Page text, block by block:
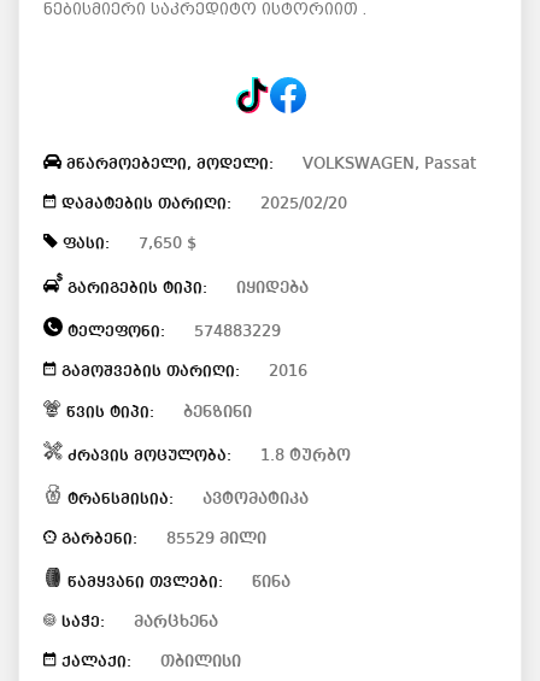
ნებისმიერი საკრედიტო ისტორიით .
მწარმოებელი, მოდელი: VOLKSWAGEN, Passat
დამატების თარიღი: 2025/02/20
ფასი: 7,650 $
გარიგების ტიპი: იყიდება
ტელეფონი: 574883229
გამოშვების თარიღი: 2016
წვის ტიპი: ბენზინი
ძრავის მოცულობა: 1.8 ტურბო
ტრანსმისია: ავტომატიკა
გარბენი: 85529 მილი
წამყვანი თვლები: წინა
საჭე: მარცხენა
ქალაქი: თბილისი